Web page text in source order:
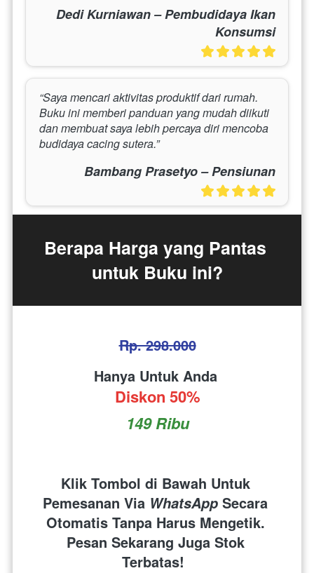
Dedi Kurniawan – Pembudidaya Ikan
Konsumsi
“Saya mencari aktivitas produktif dari rumah.
Buku ini memberi panduan yang mudah diikuti
dan membuat saya lebih percaya diri mencoba
budidaya cacing sutera.”
Bambang Prasetyo – Pensiunan
Berapa Harga yang Pantas
untuk Buku ini?
Rp. 298.000
Hanya Untuk Anda
Diskon 50%
149 Ribu
Klik Tombol di Bawah Untuk
Pemesanan Via WhatsApp Secara
Otomatis Tanpa Harus Mengetik.
Pesan Sekarang Juga Stok
Terbatas!